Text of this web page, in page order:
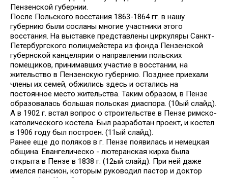
Пензенской губернии.
После Польского восстания 1863-1864 гг. в нашу
губернию были сосланы многие участники этого
восстания. На выставке представлены циркуляры Санкт-
Петербургского полицмейстера из фонда Пензенской
губернской канцелярии о направлении польских
помещиков, принимавших участие в восстании, на
жительство в Пензенскую губернию. Позднее приехали
члены их семей, обжились здесь и остались на
постоянное место жительства. Таким образом, в Пензе
образовалась большая польская диаспора. (10ый слайд).
А в 1902 г. встал вопрос о строительстве в Пензе римско-
католического костела. Был разработан проект, и костел
в 1906 году был построен. (11ый слайд).
Ранее еще до поляков в г. Пензе появилась и немецкая
община. Евангелическо - лютеранская кирха была
открыта в Пензе в 1838 г. (12ый слайд). При ней даже
имелся пансион, которым руководил пастор и доктор